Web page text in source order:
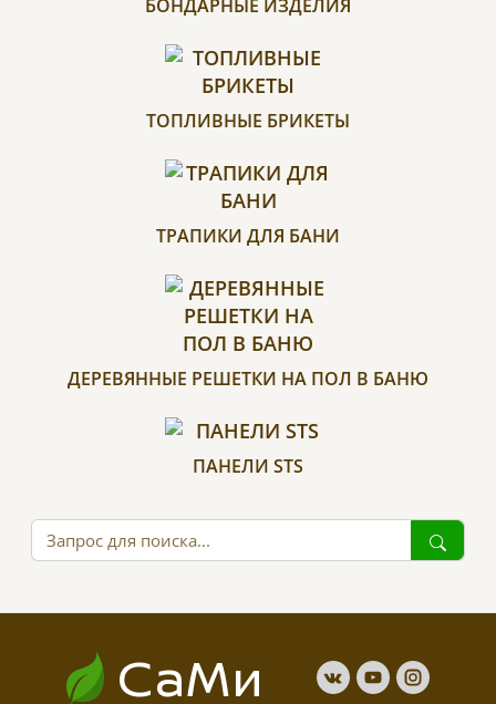
БОНДАРНЫЕ ИЗДЕЛИЯ
ТОПЛИВНЫЕ БРИКЕТЫ
ТРАПИКИ ДЛЯ БАНИ
ДЕРЕВЯННЫЕ РЕШЕТКИ НА ПОЛ В БАНЮ
ПАНЕЛИ STS
СаМи